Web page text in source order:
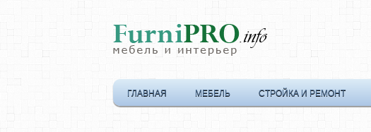
ГЛАВНАЯ МЕБЕЛЬ СТРОЙКА И РЕМОНТ